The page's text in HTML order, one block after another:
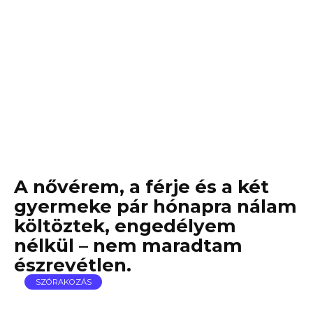
A nővérem, a férje és a két
gyermeke pár hónapra nálam
költöztek, engedélyem
nélkül – nem maradtam
észrevétlen.
SZÓRAKOZÁS